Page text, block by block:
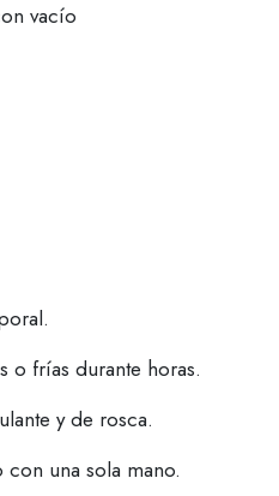
vacío
o frías durante horas.
y de rosca.
una sola mano.